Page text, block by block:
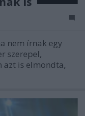
nem írnak egy
szerepel,
azt is elmondta,